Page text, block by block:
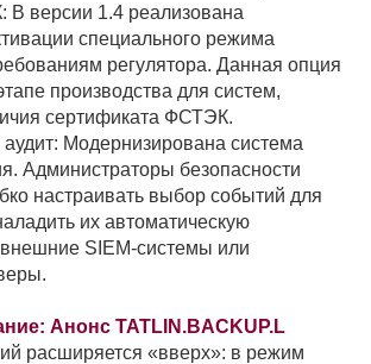
версии 1.4 реализована
специального режима
регулятора. Данная опция
производства для систем,
сертификата ФСТЭК.
Модернизирована система
Администраторы безопасности
настраивать выбор событий для
их автоматическую
SIEM-системы или
Анонс TATLIN.BACKUP.L
расширяется «вверх»: в режим